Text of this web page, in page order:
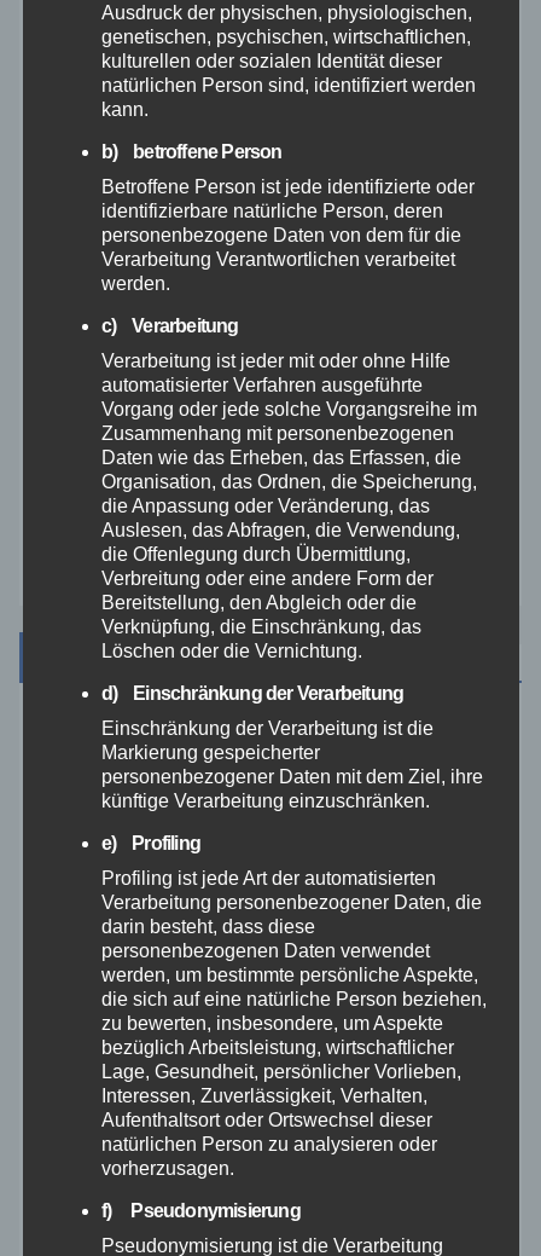
Neuwied
Polizei
Rettungsdienst
Rhein-Lahn
Veranstaltungen
Westerwald
Archiv
August 2026
Juli 2026
Juni 2026
Mai 2026
April 2026
März 2026
Februar 2026
Januar 2026
Dezember 2025
Ausdruck der physischen, physiologischen,
genetischen, psychischen, wirtschaftlichen,
kulturellen oder sozialen Identität dieser
natürlichen Person sind, identifiziert werden
kann.
b) betroffene Person
Betroffene Person ist jede identifizierte oder
identifizierbare natürliche Person, deren
personenbezogene Daten von dem für die
Verarbeitung Verantwortlichen verarbeitet
werden.
c) Verarbeitung
Verarbeitung ist jeder mit oder ohne Hilfe
automatisierter Verfahren ausgeführte
Vorgang oder jede solche Vorgangsreihe im
Zusammenhang mit personenbezogenen
Daten wie das Erheben, das Erfassen, die
Organisation, das Ordnen, die Speicherung,
die Anpassung oder Veränderung, das
Auslesen, das Abfragen, die Verwendung,
die Offenlegung durch Übermittlung,
Verbreitung oder eine andere Form der
Bereitstellung, den Abgleich oder die
Verknüpfung, die Einschränkung, das
Löschen oder die Vernichtung.
d) Einschränkung der Verarbeitung
Einschränkung der Verarbeitung ist die
Markierung gespeicherter
personenbezogener Daten mit dem Ziel, ihre
künftige Verarbeitung einzuschränken.
e) Profiling
Profiling ist jede Art der automatisierten
Verarbeitung personenbezogener Daten, die
darin besteht, dass diese
personenbezogenen Daten verwendet
werden, um bestimmte persönliche Aspekte,
die sich auf eine natürliche Person beziehen,
zu bewerten, insbesondere, um Aspekte
bezüglich Arbeitsleistung, wirtschaftlicher
Lage, Gesundheit, persönlicher Vorlieben,
Interessen, Zuverlässigkeit, Verhalten,
Aufenthaltsort oder Ortswechsel dieser
natürlichen Person zu analysieren oder
vorherzusagen.
f) Pseudonymisierung
Pseudonymisierung ist die Verarbeitung